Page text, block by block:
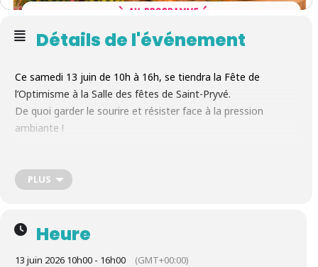
Détails de l'événement
Ce samedi 13 juin de 10h à 16h, se tiendra la Fête de
l’Optimisme à la Salle des fêtes de Saint-Pryvé.
De quoi garder le sourire et résister face à la pression
ambiante !
PLUS
Heure
13 juin 2026 10h00 - 16h00 (GMT+00:00)